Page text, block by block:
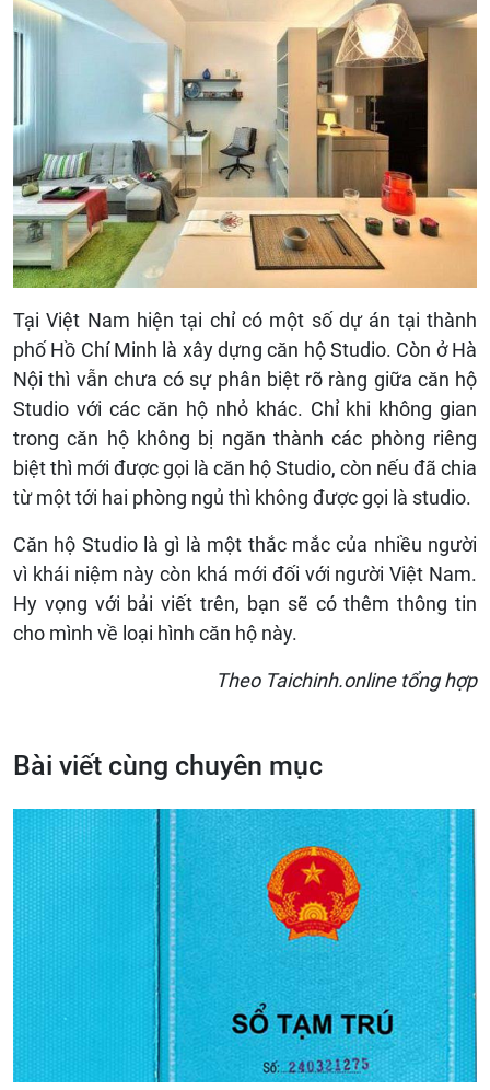
Tại Việt Nam hiện tại chỉ có một số dự án tại thành
phố Hồ Chí Minh là xây dựng căn hộ Studio. Còn ở Hà
Nội thì vẫn chưa có sự phân biệt rõ ràng giữa căn hộ
Studio với các căn hộ nhỏ khác. Chỉ khi không gian
trong căn hộ không bị ngăn thành các phòng riêng
biệt thì mới được gọi là căn hộ Studio, còn nếu đã chia
từ một tới hai phòng ngủ thì không được gọi là studio.
Căn hộ Studio là gì là một thắc mắc của nhiều người
vì khái niệm này còn khá mới đối với người Việt Nam.
Hy vọng với bải viết trên, bạn sẽ có thêm thông tin
cho mình về loại hình căn hộ này.
Theo Taichinh.online tổng hợp
Bài viết cùng chuyên mục